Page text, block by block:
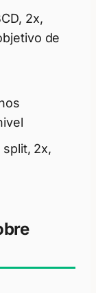
2x,
de
split, 2x,